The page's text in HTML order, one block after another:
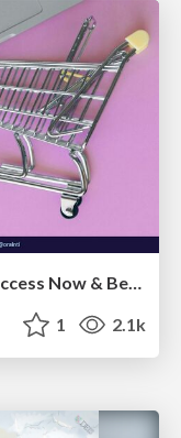
Ecommerce SEO: The Keys for Success Now & Beyond - #SERPConf2024
1 2.1k